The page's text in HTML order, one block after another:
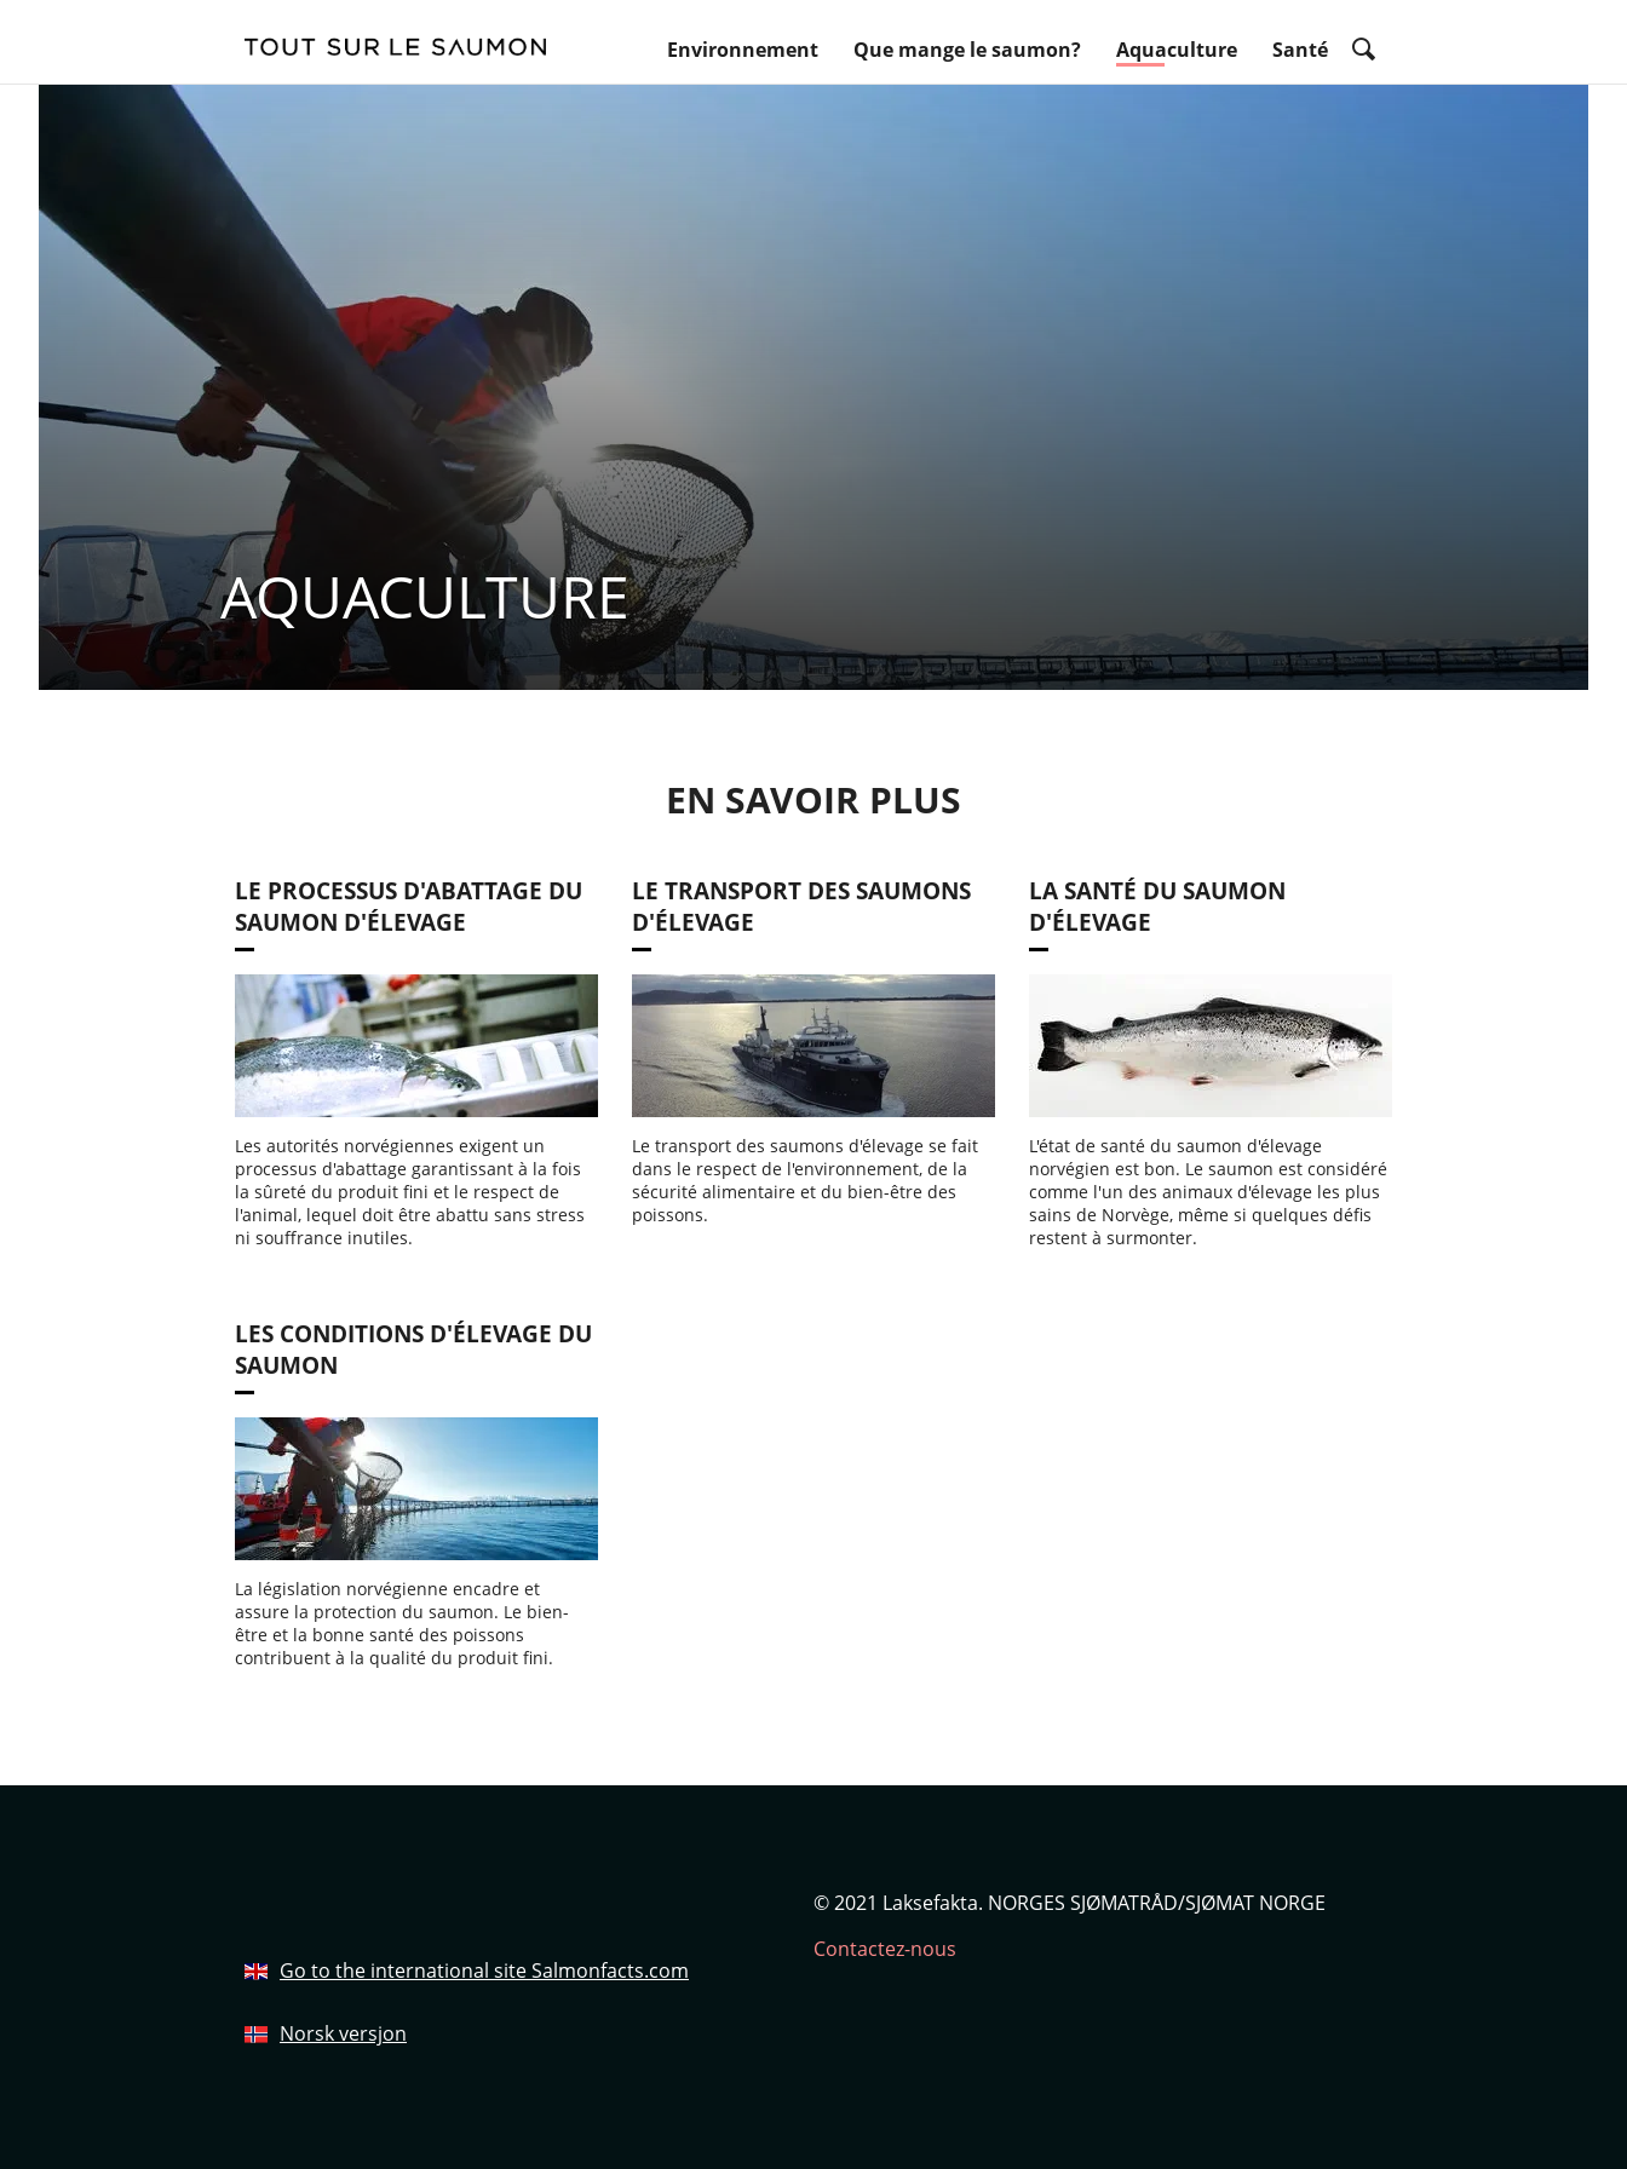
Environnement Que mange le saumon? Aquaculture Santé
AQUACULTURE
EN SAVOIR PLUS
LE PROCESSUS D'ABATTAGE DU
SAUMON D'ÉLEVAGE
Les autorités norvégiennes exigent un
processus d'abattage garantissant à la fois
la sûreté du produit fini et le respect de
l'animal, lequel doit être abattu sans stress
ni souffrance inutiles.
LE TRANSPORT DES SAUMONS
D'ÉLEVAGE
Le transport des saumons d'élevage se fait
dans le respect de l'environnement, de la
sécurité alimentaire et du bien-être des
poissons.
LA SANTÉ DU SAUMON
D'ÉLEVAGE
L'état de santé du saumon d'élevage
norvégien est bon. Le saumon est considéré
comme l'un des animaux d'élevage les plus
sains de Norvège, même si quelques défis
restent à surmonter.
LES CONDITIONS D'ÉLEVAGE DU
SAUMON
La législation norvégienne encadre et
assure la protection du saumon. Le bien-
être et la bonne santé des poissons
contribuent à la qualité du produit fini.
Go to the international site Salmonfacts.com
Norsk versjon
© 2021 Laksefakta. NORGES SJØMATRÅD/SJØMAT NORGE
Contactez-nous